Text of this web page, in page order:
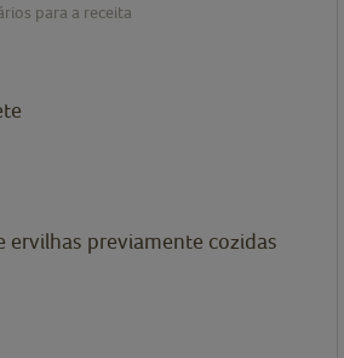
para a receita
ervilhas previamente cozidas